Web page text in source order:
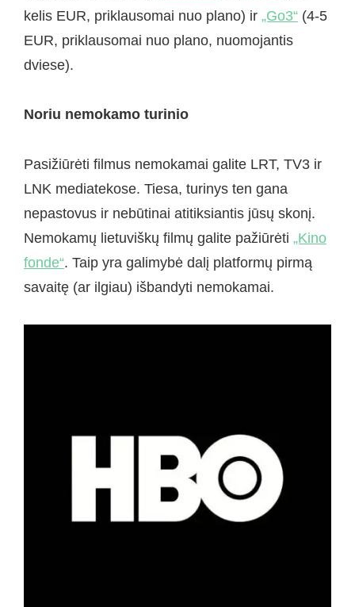
kelis EUR, priklausomai nuo plano) ir „Go3“ (4-5
EUR, priklausomai nuo plano, nuomojantis
dviese).
Noriu nemokamo turinio
Pasižiūrėti filmus nemokamai galite LRT, TV3 ir
LNK mediatekose. Tiesa, turinys ten gana
nepastovus ir nebūtinai atitiksiantis jūsų skonį.
Nemokamų lietuviškų filmų galite pažiūrėti „Kino
fonde“. Taip yra galimybė dalį platformų pirmą
savaitę (ar ilgiau) išbandyti nemokamai.